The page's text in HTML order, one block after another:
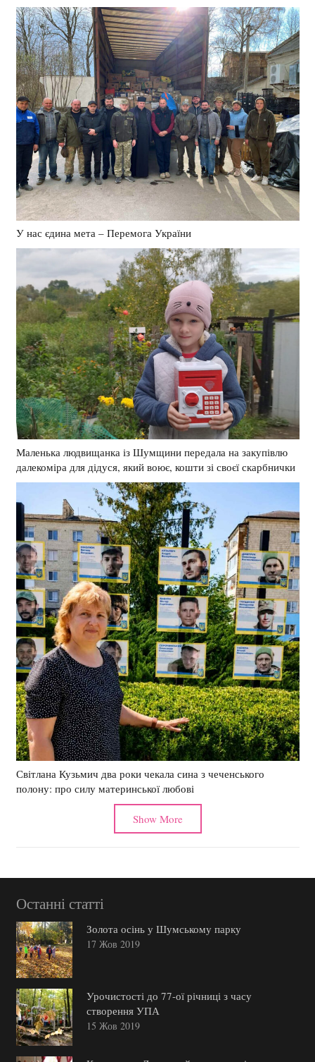
У нас єдина мета – Перемога України
Маленька людвищанка із Шумщини передала на закупівлю
далекоміра для дідуся, який воює, кошти зі своєї скарбнички
Світлана Кузьмич два роки чекала сина з чеченського
полону: про силу материнської любові
Show More
Останні статті
Золота осінь у Шумському парку
17 Жов 2019
Урочистості до 77-ої річниці з часу
створення УПА
15 Жов 2019